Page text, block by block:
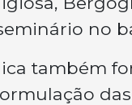
no
também